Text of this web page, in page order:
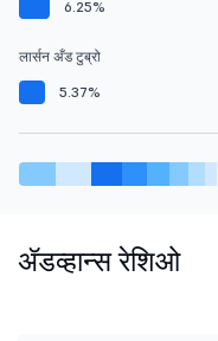
6.25%
लार्सन अँड टुब्रो
5.37%
ॲडव्हान्स रेशिओ